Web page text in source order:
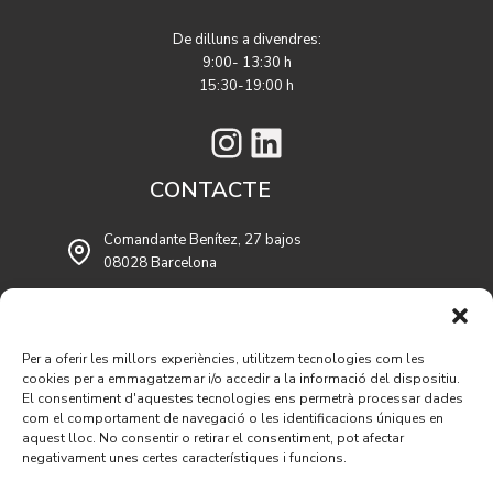
Per a oferir les millors experiències, utilitzem tecnologies com les
cookies per a emmagatzemar i/o accedir a la informació del dispositiu.
El consentiment d'aquestes tecnologies ens permetrà processar dades
com el comportament de navegació o les identificacions úniques en
aquest lloc. No consentir o retirar el consentiment, pot afectar
negativament unes certes característiques i funcions.
De dilluns a divendres:
9:00- 13:30 h
15:30-19:00 h
Instagram
LinkedIn
CONTACTE
Comandante Benítez, 27 bajos
08028 Barcelona
93 409 54 55